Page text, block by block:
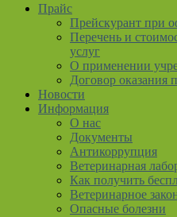
Прайс
Прейскурант при
Перечень и
услуг
О применении
Договор оказания
Новости
Информация
О нас
Документы
Антикоррупция
Ветеринарная
Как получить
Ветеринарное
Опасные болезни